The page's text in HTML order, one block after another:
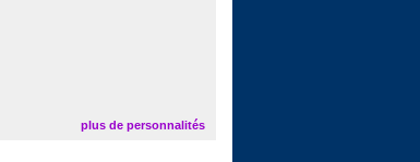
plus de personnalités